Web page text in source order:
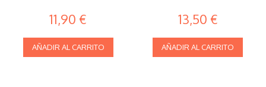
11,90 €
AÑADIR AL CARRITO
13,50 €
AÑADIR AL CARRITO